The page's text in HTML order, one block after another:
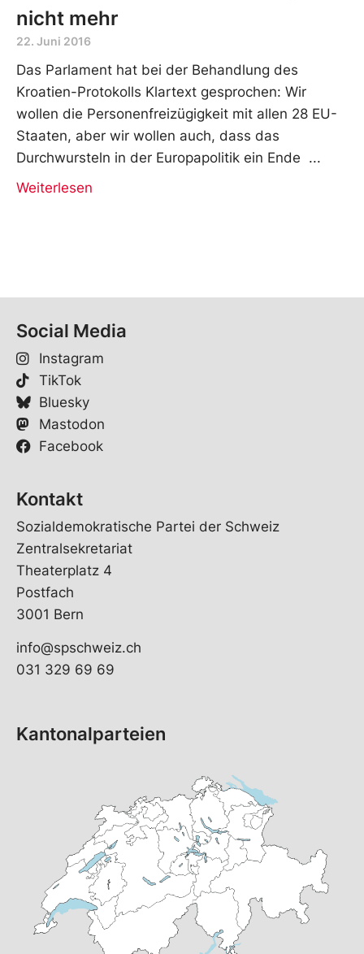
nicht mehr
22. Juni 2016
Das Parlament hat bei der Behandlung des
Kroatien-Protokolls Klartext gesprochen: Wir
wollen die Personenfreizügigkeit mit allen 28 EU-
Staaten, aber wir wollen auch, dass das
Durchwursteln in der Europapolitik ein Ende
Weiterlesen
Social Media
Instagram
TikTok
Bluesky
Mastodon
Facebook
Kontakt
Sozialdemokratische Partei der Schweiz
Zentralsekretariat
Theaterplatz 4
Postfach
3001 Bern
info@spschweiz.ch
031 329 69 69
Kantonalparteien